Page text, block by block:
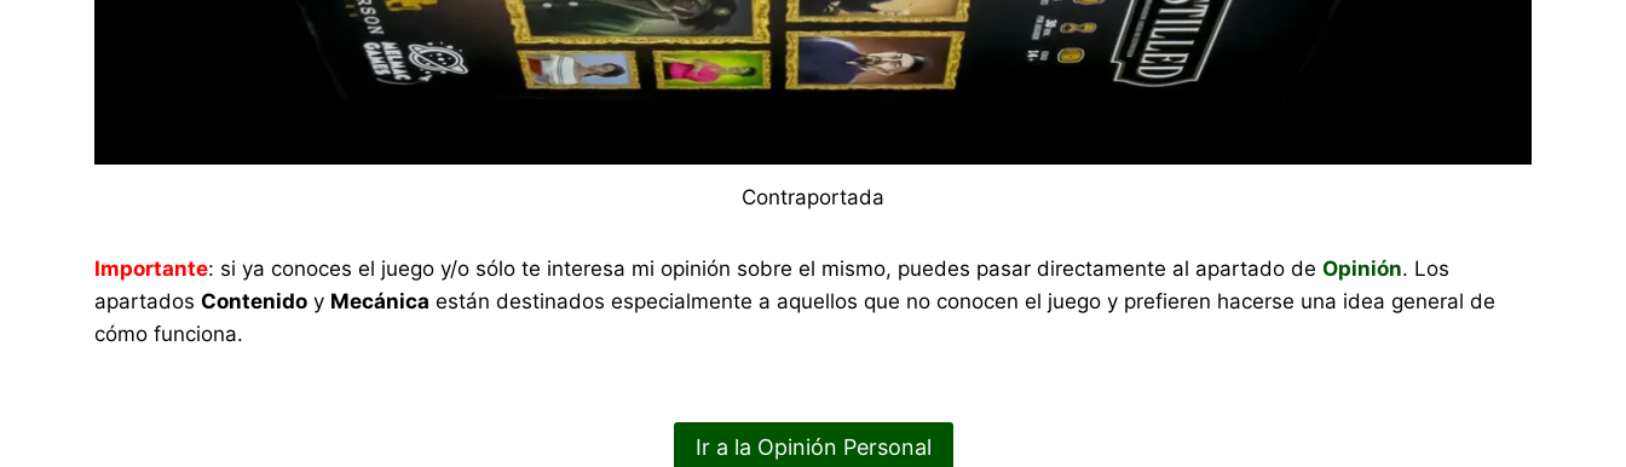
Contraportada
Importante: si ya conoces el juego y/o sólo te interesa mi opinión sobre el mismo, puedes pasar directamente al apartado deOpinión. Los
apartadosContenido y Mecánica están destinados especialmente a aquellos que no conocen el juego y prefieren hacerse una idea general de
cómo funciona.
Ir a la Opinión Personal